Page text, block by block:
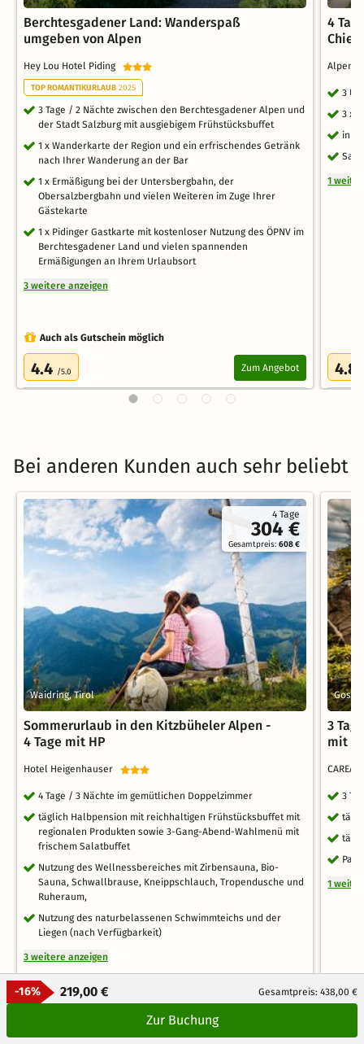
-16% 219,00 € Gesamtpreis: 438,00 €
Zur Buchung
Berchtesgadener Land: Wanderspaß
umgeben von Alpen
Hey Lou Hotel Piding
TOP ROMANTIKURLAUB 2025
3 Tage / 2 Nächte zwischen den Berchtesgadener Alpen und
der Stadt Salzburg mit ausgiebigem Frühstücksbuffet
1 x Wanderkarte der Region und ein erfrischendes Getränk
nach Ihrer Wanderung an der Bar
1 x Ermäßigung bei der Untersbergbahn, der
Obersalzbergbahn und vielen Weiteren im Zuge Ihrer
Gästekarte
1 x Pidinger Gastkarte mit kostenloser Nutzung des ÖPNV im
Berchtesgadener Land und vielen spannenden
Ermäßigungen an Ihrem Urlaubsort
3 weitere anzeigen
Auch als Gutschein möglich
4.4 /5.0 Zum Angebot
4
3
3 x
inkl.
1
4.8
Bei anderen Kunden auch sehr beliebt
4 Tage
304 €
Gesamtpreis:608 €
Waidring, Tirol
Sommerurlaub in den Kitzbüheler Alpen -
4 Tage mit HP
Hotel Heigenhauser
4 Tage / 3 Nächte im gemütlichen Doppelzimmer
täglich Halbpension mit reichhaltigen Frühstücksbuffet mit
regionalen Produkten sowie 3-Gang-Abend-Wahlmenü mit
frischem Salatbuffet
Nutzung des Wellnessbereiches mit Zirbensauna, Bio-
Sauna, Schwallbrause, Kneippschlauch, Tropendusche und
Ruheraum,
Nutzung des naturbelassenen Schwimmteichs und der
Liegen (nach Verfügbarkeit)
3 weitere anzeigen
Auch als Gutschein möglich
3
mit
3
1